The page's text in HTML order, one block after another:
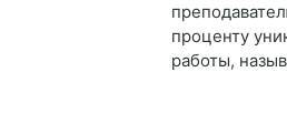
проценту
работы,